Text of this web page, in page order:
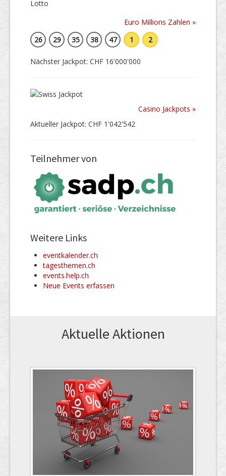
Euro Millions Zahlen »
26
29 35 38 47 1 2
Nächster Jackpot: CHF 16'000'000
Casino Jackpots »
Aktueller Jackpot: CHF 1'042'542
Teilnehmer von
Weitere Links
eventkalender.ch
tagesthemen.ch
events.help.ch
Neue Events erfassen
Aktuelle Aktionen